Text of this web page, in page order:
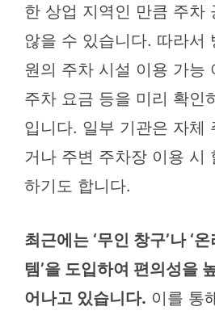
한 상업 지역인 만큼 주차
않을 수 있습니다. 따라서
원의 주차 시설 이용 가능
주차 요금 등을 미리 확인
입니다. 일부 기관은 자체
거나 주변 주차장 이용 시
하기도 합니다.
최근에는 ‘무인 창구’나 ‘
템’을 도입하여 편의성을
어나고 있습니다. 이를 통